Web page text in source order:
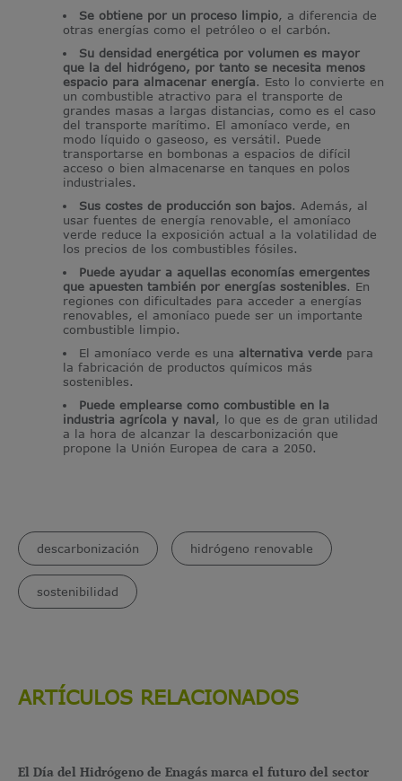
Se obtiene por un proceso limpio, a diferencia de
otras energías como el petróleo o el carbón.
Su densidad energética por volumen es mayor
que la del hidrógeno, por tanto se necesita menos
espacio para almacenar energía. Esto lo convierte en
un combustible atractivo para el transporte de
grandes masas a largas distancias, como es el caso
del transporte marítimo. El amoníaco verde, en
modo líquido o gaseoso, es versátil. Puede
transportarse en bombonas a espacios de difícil
acceso o bien almacenarse en tanques en polos
industriales.
Sus costes de producción son bajos. Además, al
usar fuentes de energía renovable, el amoníaco
verde reduce la exposición actual a la volatilidad de
los precios de los combustibles fósiles.
Puede ayudar a aquellas economías emergentes
que apuesten también por energías sostenibles. En
regiones con dificultades para acceder a energías
renovables, el amoníaco puede ser un importante
combustible limpio.
El amoníaco verde es una alternativa verde para
la fabricación de productos químicos más
sostenibles.
Puede emplearse como combustible en la
industria agrícola y naval, lo que es de gran utilidad
a la hora de alcanzar la descarbonización que
propone la Unión Europea de cara a 2050.
descarbonización hidrógeno renovable
sostenibilidad
ARTÍCULOS RELACIONADOS
El Día del Hidrógeno de Enagás marca el futuro del sector